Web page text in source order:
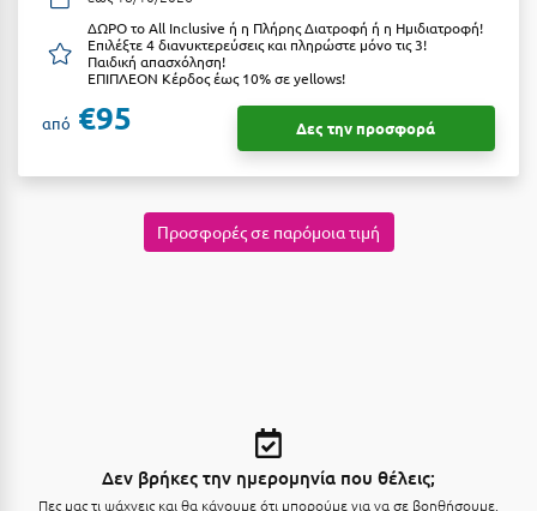
Κοζάνη
Κοκκώνι Κορινθίας
Κομοτηνή
ΔΩΡΟ το All Inclusive ή η Πλήρης Διατροφή ή η Ημιδιατροφή!
Επιλέξτε 4 διανυκτερεύσεις και πληρώστε μόνο τις 3!
Παιδική απασχόληση!
ΕΠΙΠΛΕΟΝ Κέρδος έως 10% σε yellows!
από €95 Δες την προσφορά
Προσφορές σε παρόμοια τιμή
Δεν βρήκες την ημερομηνία που θέλεις;
Πες μας τι ψάχνεις και θα κάνουμε ότι μπορούμε για να σε βοηθήσουμε.